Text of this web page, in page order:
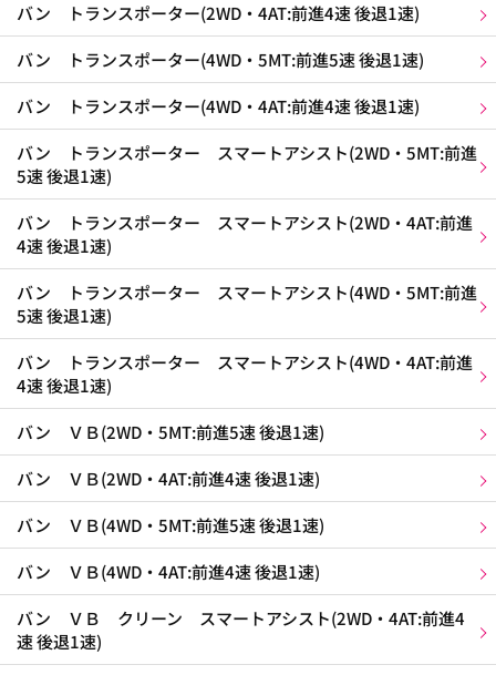
バン トランスポーター(2WD・4AT:前進4速 後退1速)
バン トランスポーター(4WD・5MT:前進5速 後退1速)
バン トランスポーター(4WD・4AT:前進4速 後退1速)
バン トランスポーター スマートアシスト(2WD・5MT:前進
5速 後退1速)
バン トランスポーター スマートアシスト(2WD・4AT:前進
4速 後退1速)
バン トランスポーター スマートアシスト(4WD・5MT:前進
5速 後退1速)
バン トランスポーター スマートアシスト(4WD・4AT:前進
4速 後退1速)
バン ＶＢ(2WD・5MT:前進5速 後退1速)
バン ＶＢ(2WD・4AT:前進4速 後退1速)
バン ＶＢ(4WD・5MT:前進5速 後退1速)
バン ＶＢ(4WD・4AT:前進4速 後退1速)
バン ＶＢ クリーン スマートアシスト(2WD・4AT:前進4
速 後退1速)